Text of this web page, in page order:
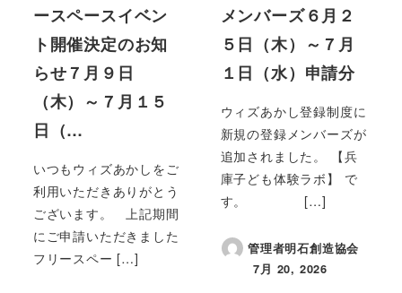
ースペースイベン
ト開催決定のお知
らせ７月９日
（木）～７月１５
日（…
いつもウィズあかしをご
利用いただきありがとう
ございます。 上記期間
にご申請いただきました
フリースペー […]
メンバーズ６月２
５日（木）～７月
１日（水）申請分
ウィズあかし登録制度に
新規の登録メンバーズが
追加されました。 【兵
庫子ども体験ラボ】 で
す。 […]
管理者明石創造協会
投稿日
7月 20, 2026